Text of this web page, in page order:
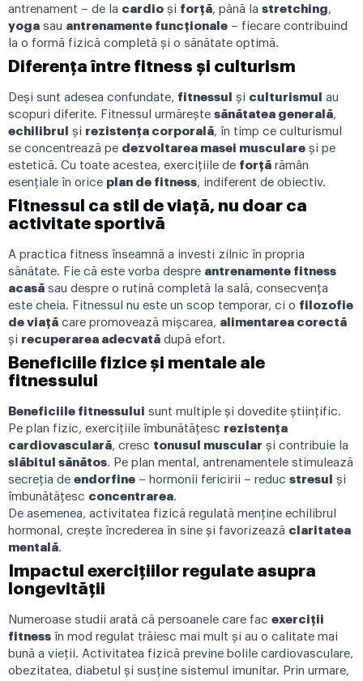
antrenament – de la cardio și forță, până la stretching,
yoga sau antrenamente funcționale – fiecare contribuind
la o formă fizică completă și o sănătate optimă.
Diferența între fitness și culturism
Deși sunt adesea confundate, fitnessul și culturismul
au
scopuri diferite. Fitnessul urmărește sănătatea generală,
echilibrul
și rezistența corporală, în timp ce culturismul
se concentrează pe dezvoltarea masei musculare și pe
estetică. Cu toate acestea, exercițiile de forță rămân
esențiale în orice plan de fitness, indiferent de obiectiv.
Fitnessul ca stil de viață, nu doar ca
activitate sportivă
A practica fitness înseamnă a investi zilnic în propria
sănătate. Fie că este vorba despre antrenamente fitness
acasă sau despre o rutină completă la sală, consecvența
este cheia. Fitnessul nu este un scop temporar, ci o filozofie
de viață care promovează mișcarea, alimentarea corectă
și recuperarea adecvată după efort.
Beneficiile fizice și mentale ale
fitnessului
Beneficiile fitnessului sunt multiple și dovedite științific.
Pe plan fizic, exercițiile îmbunătățesc rezistența
cardiovasculară, cresc tonusul muscular și contribuie la
slăbitul sănătos. Pe plan mental, antrenamentele stimulează
secreția de endorfine – hormonii fericirii – reduc stresul
și
îmbunătățesc concentrarea.
De asemenea, activitatea fizică regulată menține echilibrul
hormonal, crește încrederea în sine și favorizează claritatea
mentală.
Impactul exercițiilor regulate asupra
longevității
Numeroase studii arată că persoanele care fac exerciții
fitness în mod regulat trăiesc mai mult și au o calitate mai
bună a vieții. Activitatea fizică previne bolile cardiovasculare,
obezitatea, diabetul și susține sistemul imunitar. Prin urmare,